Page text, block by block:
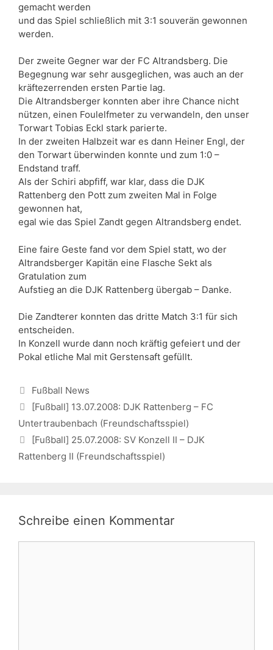
gemacht werden
und das Spiel schließlich mit 3:1 souverän gewonnen
werden.
Der zweite Gegner war der FC Altrandsberg. Die
Begegnung war sehr ausgeglichen, was auch an der
kräftezerrenden ersten Partie lag.
Die Altrandsberger konnten aber ihre Chance nicht
nützen, einen Foulelfmeter zu verwandeln, den unser
Torwart Tobias Eckl stark parierte.
In der zweiten Halbzeit war es dann Heiner Engl, der
den Torwart überwinden konnte und zum 1:0 –
Endstand traff.
Als der Schiri abpfiff, war klar, dass die DJK
Rattenberg den Pott zum zweiten Mal in Folge
gewonnen hat,
egal wie das Spiel Zandt gegen Altrandsberg endet.
Eine faire Geste fand vor dem Spiel statt, wo der
Altrandsberger Kapitän eine Flasche Sekt als
Gratulation zum
Aufstieg an die DJK Rattenberg übergab – Danke.
Die Zandterer konnten das dritte Match 3:1 für sich
entscheiden.
In Konzell wurde dann noch kräftig gefeiert und der
Pokal etliche Mal mit Gerstensaft gefüllt.
Kategorien
Fußball News
[Fußball] 13.07.2008: DJK Rattenberg – FC
Untertraubenbach (Freundschaftsspiel)
[Fußball] 25.07.2008: SV Konzell II – DJK
Rattenberg II (Freundschaftsspiel)
Schreibe einen Kommentar